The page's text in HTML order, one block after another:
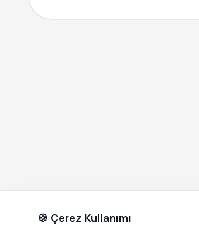
🍪 Çerez Kullanımı